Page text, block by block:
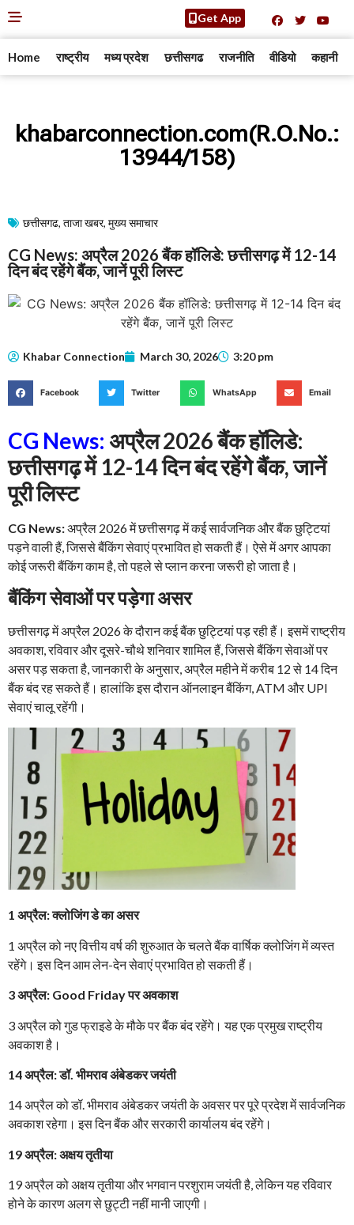
Get App
Home राष्ट्रीय मध्य प्रदेश छत्तीसगढ राजनीति वीडियो कहानी
khabarconnection.com(R.O.No.:
13944/158)
छत्तीसगढ, ताजा खबर, मुख्य समाचार​
CG News: अप्रैल 2026 बैंक हॉलिडे: छत्तीसगढ़ में 12-14
दिन बंद रहेंगे बैंक, जानें पूरी लिस्ट
Khabar Connection March 30, 2026 3:20 pm
Facebook Twitter WhatsApp Email
CG News: अप्रैल 2026 बैंक हॉलिडे:
छत्तीसगढ़ में 12-14 दिन बंद रहेंगे बैंक, जानें
पूरी लिस्ट
CG News:अप्रैल 2026 में छत्तीसगढ़ में कई सार्वजनिक और बैंक छुट्टियां
पड़ने वाली हैं, जिससे बैंकिंग सेवाएं प्रभावित हो सकती हैं। ऐसे में अगर आपका
कोई जरूरी बैंकिंग काम है, तो पहले से प्लान करना जरूरी हो जाता है।
बैंकिंग सेवाओं पर पड़ेगा असर
छत्तीसगढ़ में अप्रैल 2026 के दौरान कई बैंक छुट्टियां पड़ रही हैं। इसमें राष्ट्रीय
अवकाश, रविवार और दूसरे-चौथे शनिवार शामिल हैं, जिससे बैंकिंग सेवाओं पर
असर पड़ सकता है, जानकारी के अनुसार, अप्रैल महीने में करीब 12 से 14 दिन
बैंक बंद रह सकते हैं। हालांकि इस दौरान ऑनलाइन बैंकिंग, ATM और UPI
सेवाएं चालू रहेंगी।
1 अप्रैल: क्लोजिंग डे का असर
1 अप्रैल को नए वित्तीय वर्ष की शुरुआत के चलते बैंक वार्षिक क्लोजिंग में व्यस्त
रहेंगे। इस दिन आम लेन-देन सेवाएं प्रभावित हो सकती हैं।
3 अप्रैल: Good Friday पर अवकाश
3 अप्रैल को गुड फ्राइडे के मौके पर बैंक बंद रहेंगे। यह एक प्रमुख राष्ट्रीय
अवकाश है।
14 अप्रैल: डॉ. भीमराव अंबेडकर जयंती
14 अप्रैल को डॉ. भीमराव अंबेडकर जयंती के अवसर पर पूरे प्रदेश में सार्वजनिक
अवकाश रहेगा। इस दिन बैंक और सरकारी कार्यालय बंद रहेंगे।
19 अप्रैल: अक्षय तृतीया
19 अप्रैल को अक्षय तृतीया और भगवान परशुराम जयंती है, लेकिन यह रविवार
होने के कारण अलग से छुट्टी नहीं मानी जाएगी।